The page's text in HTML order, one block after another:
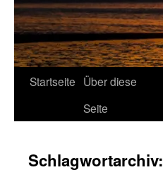
Startseite Über diese
Seite
Schlagwortarchiv: